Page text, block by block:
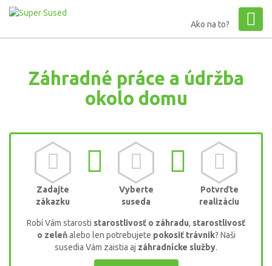
Ako na to?
Záhradné práce a údržba
okolo domu
Zadajte
zákazku
Vyberte
suseda
Potvrďte
realizáciu
Robí Vám starosti starostlivosť o záhradu, starostlivosť
o zeleňalebo len potrebujete pokosiť trávnik? Naši
susedia Vám zaistia aj záhradnícke služby.